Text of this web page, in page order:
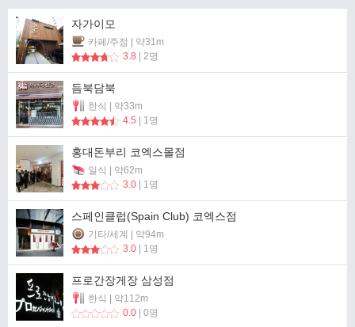
자가이모
카페/주점 | 약31m
3.8 | 2명
듬북담북
한식 | 약33m
4.5 | 1명
홍대돈부리 코엑스몰점
일식 | 약62m
3.0 | 1명
스페인클럽(Spain Club) 코엑스점
기타/세계 | 약94m
3.0 | 1명
프로간장게장 삼성점
한식 | 약112m
0.0 | 0명